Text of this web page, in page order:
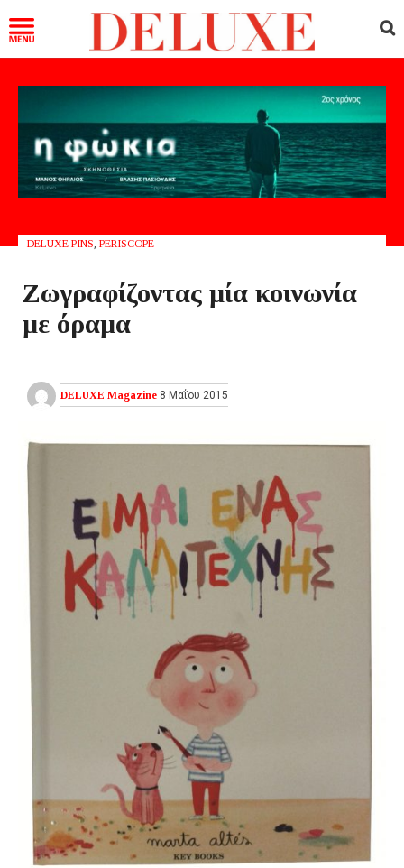
DELUXE PINS PERISCOPE
Zωγραφίζοντας μία κοινωνία
με όραμα
DELUXE Magazine 8 Μαΐου 2015